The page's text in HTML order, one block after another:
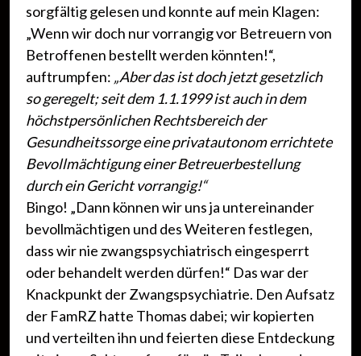
sorgfältig gelesen und konnte auf mein Klagen:
„Wenn wir doch nur vorrangig vor Betreuern von
Betroffenen bestellt werden könnten!“,
auftrumpfen: „Aber dasistdoch jetztgesetzlich
sogeregelt; seit dem 1.1.1999 ist auch in dem
höchstpersönlichen Rechtsbereich der
Gesundheitssorge eine privatautonom errichtete
Bevollmächtigung einer Betreuerbestellung
durch ein Gericht vorrangig!“
Bingo! „Dann können wir uns ja untereinander
bevollmächtigen und des Weiteren festlegen,
dass wir nie zwangspsychiatrisch eingesperrt
oder behandelt werden dürfen!“ Das war der
Knackpunkt der Zwangspsychiatrie. Den Aufsatz
der FamRZ hatte Thomas dabei; wir kopierten
und verteilten ihn und feierten diese Entdeckung